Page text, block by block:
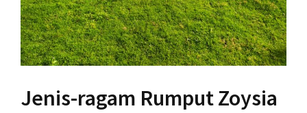
Jenis-ragam Rumput Zoysia